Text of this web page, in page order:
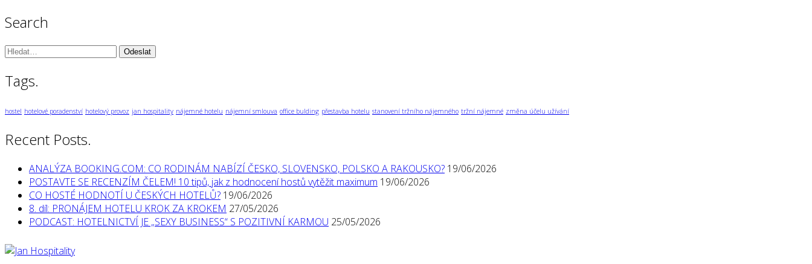
Search
Vyhledávání:
Tags.
hostel hotelové poradenství hotelový provoz jan hospitality nájemné hotelu nájemní smlouva office bulding přestavba hotelu stanovení tržního nájemného tržní nájemné změna účelu užívání
Recent Posts.
ANALÝZA BOOKING.COM: CO RODINÁM NABÍZÍ ČESKO, SLOVENSKO, POLSKO A RAKOUSKO? 19/06/2026
POSTAVTE SE RECENZÍM ČELEM! 10 tipů, jak z hodnocení hostů vytěžit maximum 19/06/2026
CO HOSTÉ HODNOTÍ U ČESKÝCH HOTELŮ? 19/06/2026
8. díl: PRONÁJEM HOTELU KROK ZA KROKEM 27/05/2026
PODCAST: HOTELNICTVÍ JE „SEXY BUSINESS“ S POZITIVNÍ KARMOU 25/05/2026